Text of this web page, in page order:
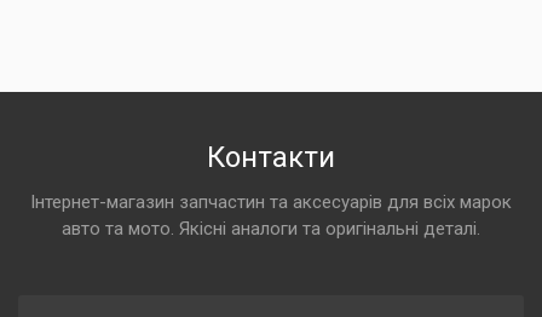
Контакти
Інтернет-магазин запчастин та аксесуарів для всіх марок
авто та мото. Якісні аналоги та оригінальні деталі.